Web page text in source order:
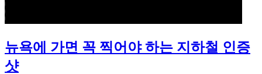
뉴욕에 가면 꼭 찍어야 하는 지하철 인증
샷